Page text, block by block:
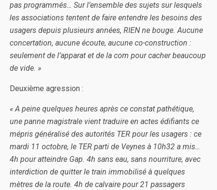
pas programmés… Sur l’ensemble des sujets sur lesquels
les associations tentent de faire entendre les besoins des
usagers depuis plusieurs années, RIEN ne bouge. Aucune
concertation, aucune écoute, aucune co-construction :
seulement de l’apparat et de la com pour cacher beaucoup
de vide. »
Deuxième agression :
« A peine quelques heures après ce constat pathétique,
une panne magistrale vient traduire en actes édifiants ce
mépris généralisé des autorités TER pour les usagers : ce
mardi 11 octobre, le TER parti de Veynes à 10h32 a mis…
4h pour atteindre Gap. 4h sans eau, sans nourriture, avec
interdiction de quitter le train immobilisé à quelques
mètres de la route. 4h de calvaire pour 21 passagers